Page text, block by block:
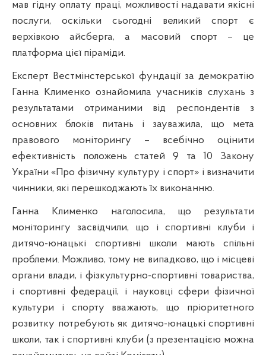
мав гідну оплату праці, можливості надавати якісні
послуги, оскільки сьогодні великий спорт є
верхівкою айсберга, а масовий спорт – це
платформа цієї піраміди.
Експерт Вестмінстерської фундації за демократію
Ганна Клименко ознайомила учасників слухань з
результатами отриманими від респондентів з
основних блоків питань і зауважила, що мета
правового моніторингу – всебічно оцінити
ефективність положень статей 9 та 10 Закону
України «Про фізичну культуру і спорт» і визначити
чинники, які перешкоджають їх виконанню.
Ганна Клименко наголосила, що результати
моніторингу засвідчили, що і спортивні клуби і
дитячо-юнацькі спортивні школи мають спільні
проблеми. Можливо, тому не випадково, що і місцеві
органи влади, і фізкультурно-спортивні товариства,
і спортивні федерації, і науковці сфери фізичної
культури і спорту вважають, що пріоритетного
розвитку потребують як дитячо-юнацькі спортивні
школи, так і спортивні клуби (з презентацією можна